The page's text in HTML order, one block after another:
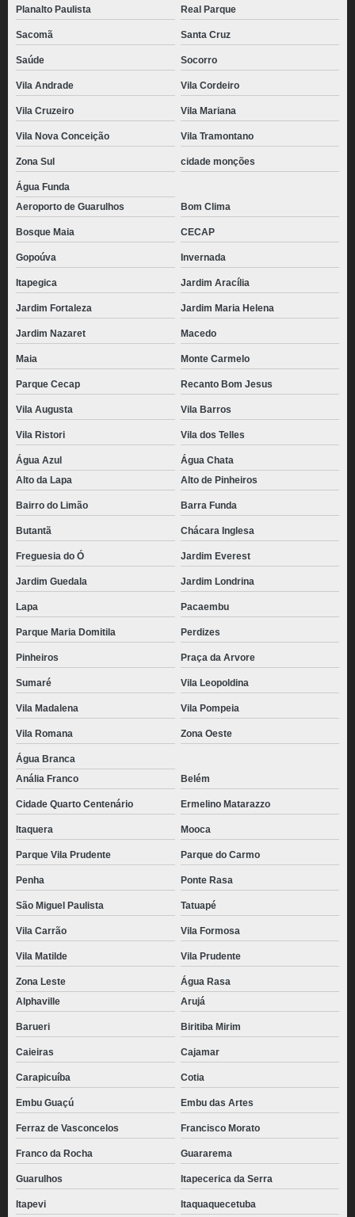
comprar coxinha congelada para vender Perdizes
coxinhas pronta congelada Limão
distribuidora de coxinhas congeladas para revenda Taboão da Serra
coxinha congelada para fritar preço Jardim Maria Helena
comprar pacote de coxinha congelada Mairiporã
mini coxinha congelada preço Vila Gustavo
distribuidora de coxinha pronta congelada Cidade Quarto Centenário
pacote de coxinha congelada Guarulhos
comprar coxinhas congeladas para revenda Água Rasa
mini coxinhas congelada Brooklin
coxinha pronta congelada preço Alphaville
coxinhas congelada para assar Freguesia do Ó
distribuidora de coxinha de frango congelada Vila Maria
coxinhas congeladas para revenda preço São Miguel Paulista
pacote de coxinhas congelada Jockey Club
coxinhas pronta congelada São José dos Campos
distribuidora de mini coxinha congelada Vila Gustavo
coxinhas congelada para vender Limão
coxinhas congelada para fritar Jardim São Bento
distribuidora de coxinha congelada Vila Mariana
mini coxinha congelada Socorro
saco de coxinha congelada Chácara Flora
distribuidora de coxinhas congeladas para revenda Chora Menino
comprar coxinha congelada para assar Sumaré
coxinha de frango congelada Vila Tramontano
pacote de coxinha congelada preço Praça da Arvore
distribuidora de coxinha congelada para fritar Barra Funda
coxinha congelada Juquitiba
coxinha congeladas para revenda Freguesia do Ó
coxinhas congelada para fritar Vila Endres
coxinhas congelada atacado Real Parque
comprar coxinha congelada Pompéia
distribuidora de coxinha pronta congelada Vila Romana
comprar coxinha congelada para fritar Vila Andrade
coxinha pronta congelada preço Itapegica
coxinha congelada preço Gopoúva
comprar coxinha congelada Vila Maria
coxinhas de frango congelada Embu das Artes
Planalto Paulista Real Parque
Sacomã Santa Cruz
Saúde Socorro
Vila Andrade Vila Cordeiro
Vila Cruzeiro Vila Mariana
Vila Nova Conceição Vila Tramontano
Zona Sul cidade monções
Água Funda
Aeroporto de Guarulhos
Bom Clima
Bosque Maia CECAP
Gopoúva Invernada
Itapegica Jardim Aracília
Jardim Fortaleza Jardim Maria Helena
Jardim Nazaret Macedo
Maia Monte Carmelo
Parque Cecap Recanto Bom Jesus
Vila Augusta Vila Barros
Vila Ristori Vila dos Telles
Água Azul
Água Chata
Alto da Lapa
Alto de Pinheiros
Bairro do Limão Barra Funda
Butantã Chácara Inglesa
Freguesia do Ó Jardim Everest
Jardim Guedala Jardim Londrina
Lapa Pacaembu
Parque Maria Domitila Perdizes
Pinheiros Praça da Arvore
Sumaré Vila Leopoldina
Vila Madalena Vila Pompeia
Vila Romana Zona Oeste
Água Branca
Anália Franco
Belém
Cidade Quarto Centenário Ermelino Matarazzo
Itaquera Mooca
Parque Vila Prudente Parque do Carmo
Penha Ponte Rasa
São Miguel Paulista Tatuapé
Vila Carrão Vila Formosa
Vila Matilde Vila Prudente
Zona Leste
Água Rasa
Alphaville
Arujá
Barueri Biritiba Mirim
Caieiras Cajamar
Carapicuíba Cotia
Embu Guaçú Embu das Artes
Ferraz de Vasconcelos Francisco Morato
Franco da Rocha Guararema
Guarulhos Itapecerica da Serra
Itapevi Itaquaquecetuba